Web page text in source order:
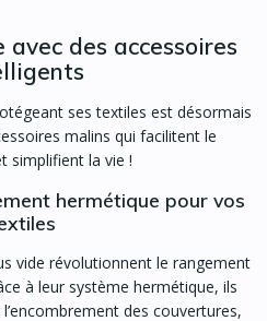
avec des accessoires
ses textiles est désormais
malins qui facilitent le
simplifient la vie !
hermétique pour vos
vide révolutionnent le rangement
à leur système hermétique, ils
des couvertures,